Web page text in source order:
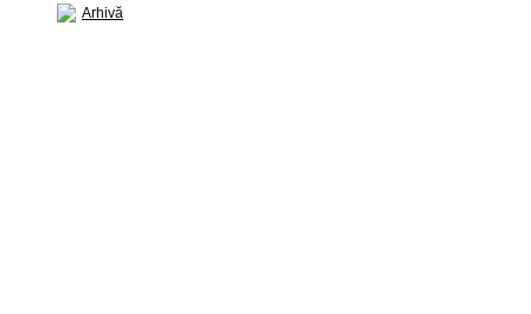
Arhivă